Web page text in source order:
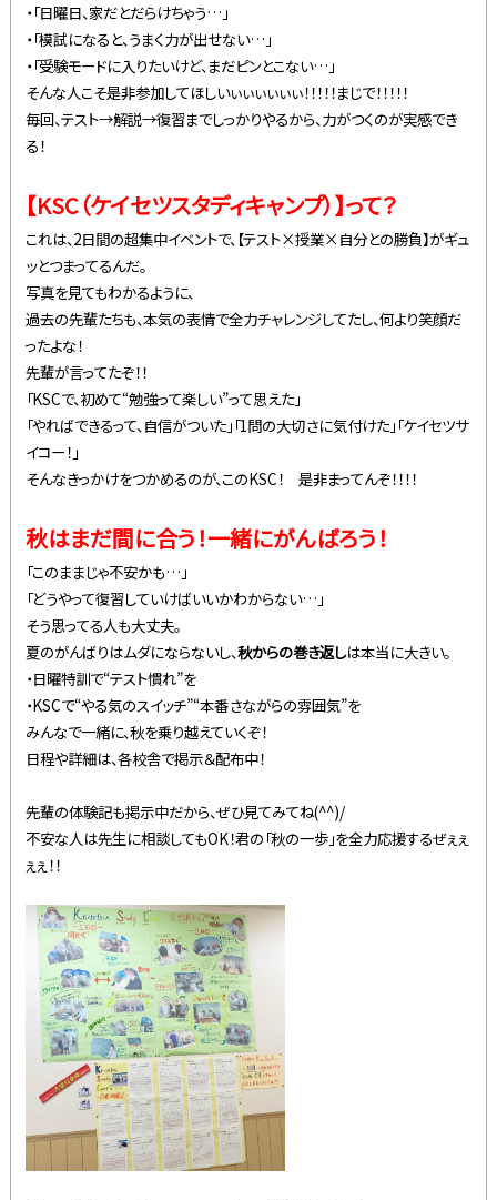
・「日曜日、家だとだらけちゃう…」
・「模試になると、うまく力が出せない…」
・「受験モードに入りたいけど、まだピンとこない…」
そんな人こそ是非参加してほしいぃぃぃぃぃぃ！！！！！まじで！！！！！
毎回、テスト→解説→復習までしっかりやるから、力がつくのが実感でき
る！
【KSC（ケイセツスタディキャンプ）】って？
これは、2日間の超集中イベントで、【テスト×授業×自分との勝負】がギュ
ッとつまってるんだ。
写真を見てもわかるように、
過去の先輩たちも、本気の表情で全力チャレンジしてたし、何より笑顔だ
ったよな！
先輩が言ってたぞ！！
「KSCで、初めて“勉強って楽しい”って思えた」
「やればできるって、自信がついた」「1問の大切さに気付けた」「ケイセツサ
イコー！」
そんなきっかけをつかめるのが、このKSC！ 是非まってんぞ！！！！
秋はまだ間に合う！一緒にがんばろう！
「このままじゃ不安かも…」
「どうやって復習していけばいいかわからない…」
そう思ってる人も大丈夫。
夏のがんばりはムダにならないし、秋からの巻き返しは本当に大きい。
・日曜特訓で“テスト慣れ”を
・KSCで“やる気のスイッチ”“本番さながらの雰囲気”を
みんなで一緒に、秋を乗り越えていくぞ！
日程や詳細は、各校舎で掲示＆配布中！
先輩の体験記も掲示中だから、ぜひ見てみてね(^^)/
不安な人は先生に相談してもOK！君の「秋の一歩」を全力応援するぜぇぇ
ぇぇ！！